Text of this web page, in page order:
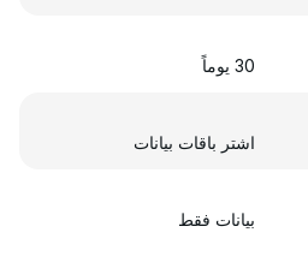
30 يوماً
اشتر باقات بيانات
بيانات فقط